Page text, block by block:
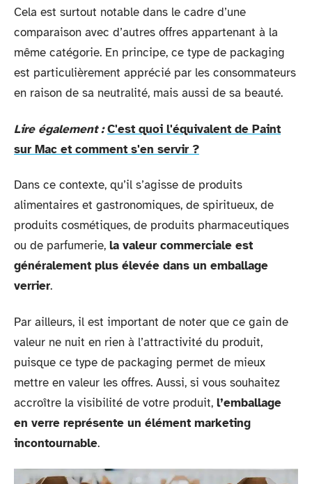
Cela est surtout notable dans le cadre d’une
comparaison avec d’autres offres appartenant à la
même catégorie. En principe, ce type de packaging
est particulièrement apprécié par les consommateurs
en raison de sa neutralité, mais aussi de sa beauté.
Lire également : C'est quoi l'équivalent de Paint
sur Mac et comment s'en servir ?
Dans ce contexte, qu’il s’agisse de produits
alimentaires et gastronomiques, de spiritueux, de
produits cosmétiques, de produits pharmaceutiques
ou de parfumerie, la valeur commerciale est
généralement plus élevée dans un emballage
verrier.
Par ailleurs, il est important de noter que ce gain de
valeur ne nuit en rien à l’attractivité du produit,
puisque ce type de packaging permet de mieux
mettre en valeur les offres. Aussi, si vous souhaitez
accroître la visibilité de votre produit, l’emballage
en verre représente un élément marketing
incontournable.